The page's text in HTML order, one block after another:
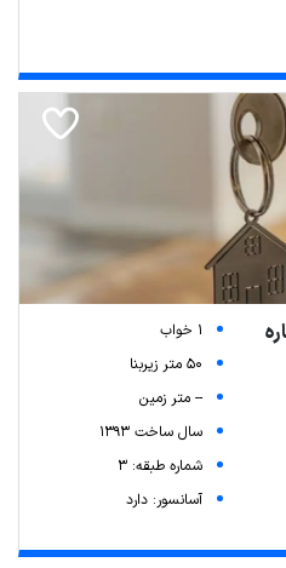
1 خواب
50 متر زیربنا
-- متر زمین
سال ساخت 1393
شماره طبقه: 3
آسانسور: دارد